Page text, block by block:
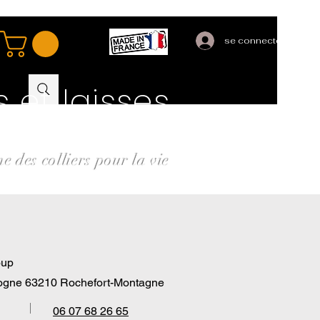
se connecter
et laisses
des colliers pour la vie
63210 Rochefort-Montagne
06 07 68 26 65